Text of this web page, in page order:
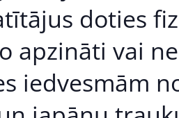
doties
apzināti vai
iedvesmām